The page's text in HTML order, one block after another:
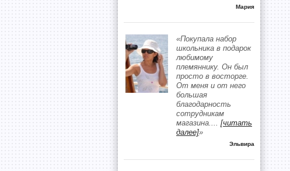
Мария
«Покупала набор
школьника в подарок
любимому
племяннику. Он был
просто в восторге.
От меня и от него
большая
благодарность
сотрудникам
магазина.... [читать
далее]»
Эльвира